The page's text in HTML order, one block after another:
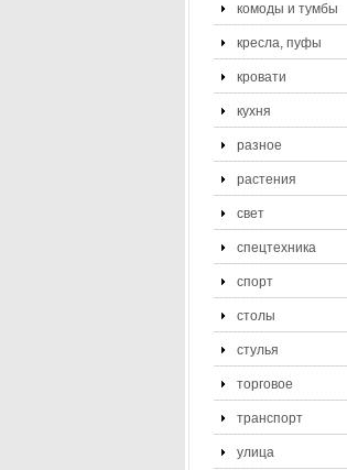
комоды и тумбы
кресла, пуфы
кровати
кухня
разное
растения
свет
спецтехника
спорт
столы
стулья
торговое
транспорт
улица